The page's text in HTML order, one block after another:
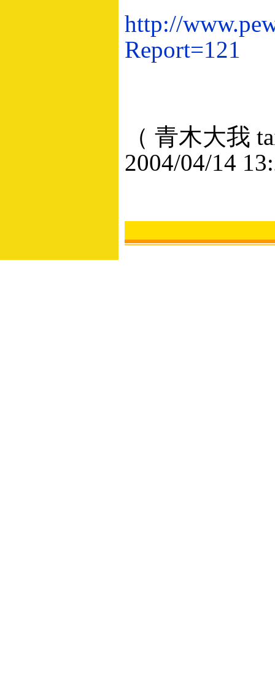
http://
Report=121
（ 青木大我
2004/04/14